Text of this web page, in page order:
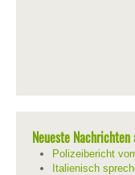
Neueste
Polizeibericht
Italienisch